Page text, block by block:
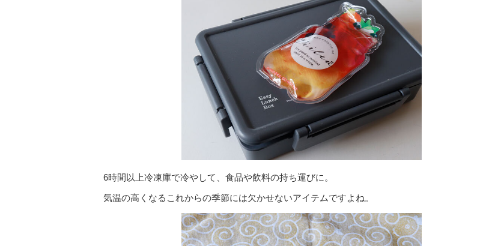
6時間以上冷凍庫で冷やして、食品や飲料の持ち運びに。
気温の高くなるこれからの季節には欠かせないアイテムですよね。